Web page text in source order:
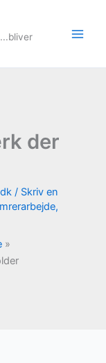
der
/ Skriv en
,